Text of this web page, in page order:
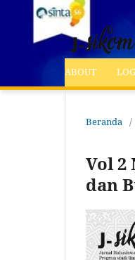
ABOUT
Beranda /
Vol 2
dan